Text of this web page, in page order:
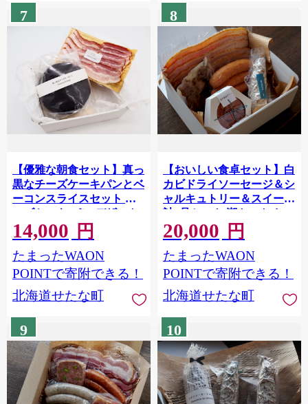
7
【優雅な朝食セット】真っ
黒なチーズケーキパンとベ
ーコンスライスセット チ
ーズケーキ パン デザート
スイーツ クリームチーズ
おつまみ お取り寄せ ギフ
ト 豚肉 北海道 せたな町 ふ
るさと納税
14,000 円
たまったWAON
POINTで寄附できる！
北海道せたな町
8
【おいしい食卓セット】白
カビドライソーセージ＆シ
ャルキュトリー＆スイーツ
計5品セット 潮トマト おつ
まみ 盛り合わせ お取り寄
せ ギフト デザート 北海道
せたな町 ふるさと納税
20,000 円
たまったWAON
POINTで寄附できる！
北海道せたな町
9 10